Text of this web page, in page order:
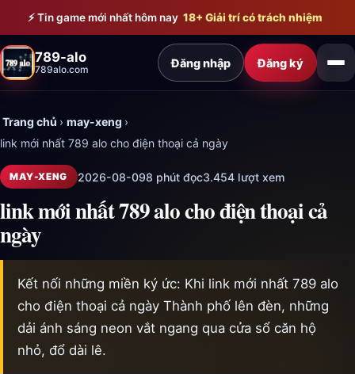
Bỏ qua đến nội dung chính
⚡ Tin game mới nhất hôm nay 18+ Giải trí có trách nhiệm
789-alo
789alo.com Đăng nhập Đăng ký
Trang chủ › may-xeng ›
link mới nhất 789 alo cho điện thoại cả ngày
MAY-XENG 2026-08-098 phút đọc3.454 lượt xem
link mới nhất 789 alo cho điện thoại cả
ngày
Kết nối những miền ký ức: Khi link mới nhất 789 alo
cho điện thoại cả ngày Thành phố lên đèn, những
dải ánh sáng neon vắt ngang qua cửa sổ căn hộ
nhỏ, đổ dài lê.